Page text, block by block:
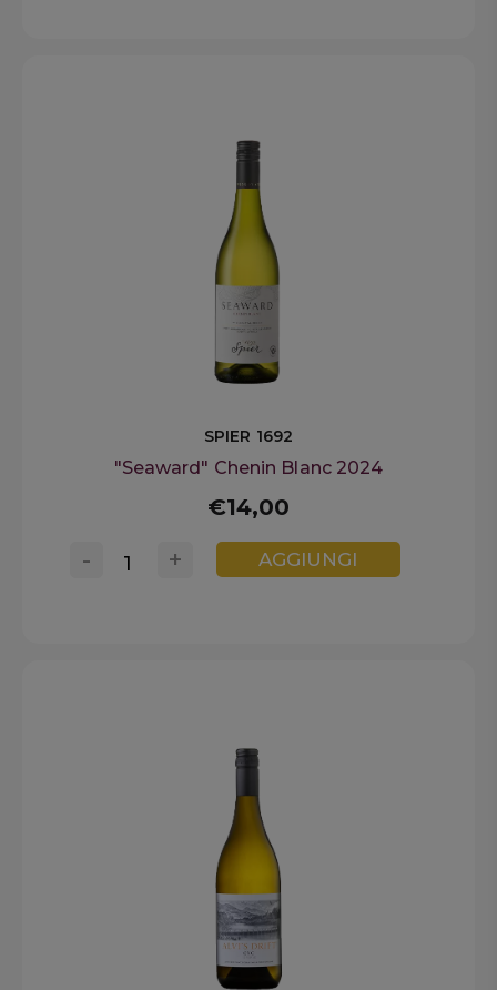
SPIER 1692
"Seaward" Chenin Blanc 2024
€14,00
+
- AGGIUNGI